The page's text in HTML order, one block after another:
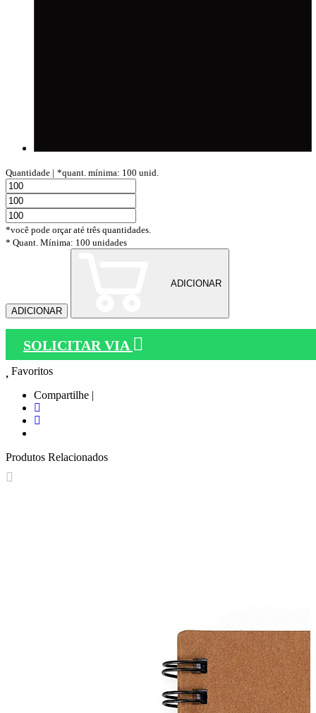
Quantidade | *quant. mínima: 100 unid.
*você pode orçar até três quantidades.
* Quant. Mínima: 100 unidades
ADICIONAR
ADICIONAR
SOLICITAR VIA
Favoritos
Compartilhe |
Produtos Relacionados